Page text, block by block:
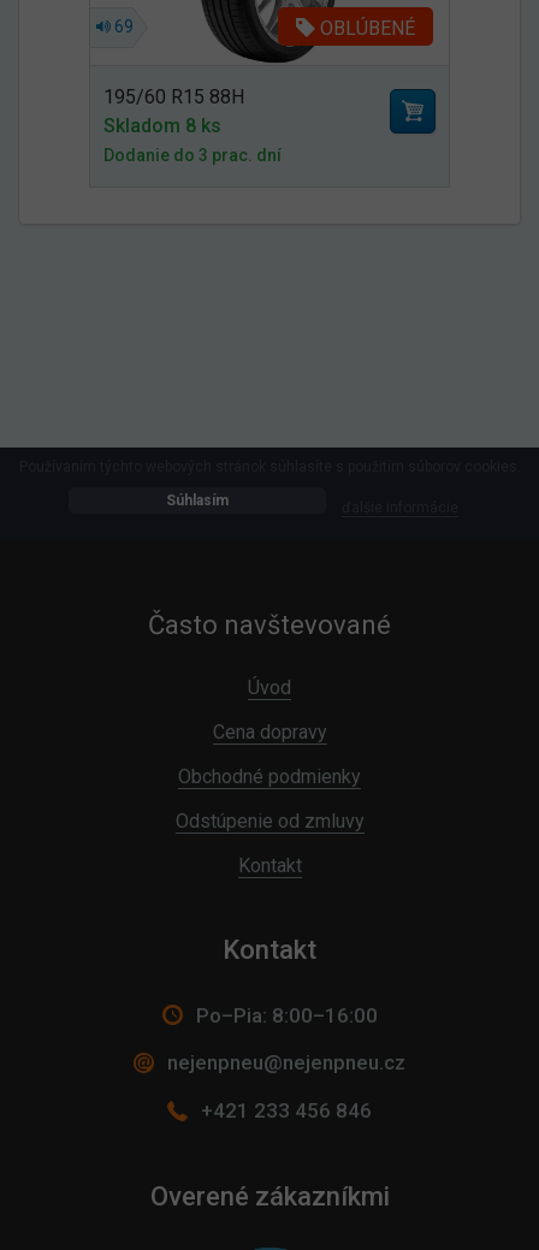
69 OBLÚBENÉ
195/60 R15 88H
Skladom 8 ks
Dodanie do 3 prac. dní
Súhlasím
Často navštevované
Úvod
Cena dopravy
Obchodné podmienky
Odstúpenie od zmluvy
Kontakt
Kontakt
Po–Pia: 8:00–16:00
nejenpneu@nejenpneu.cz
+421 233 456 846
Overené zákazníkmi